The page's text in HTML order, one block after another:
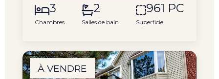
3
Chambres
2
Salles de bain
961 PC
Superficie
À VENDRE